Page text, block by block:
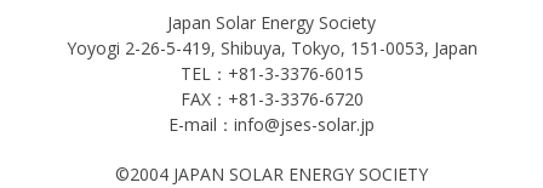
Japan Solar Energy Society
Yoyogi 2-26-5-419, Shibuya, Tokyo, 151-0053, Japan
TEL：+81-3-3376-6015
FAX：+81-3-3376-6720
E-mail：info@jses-solar.jp
©2004 JAPAN SOLAR ENERGY SOCIETY